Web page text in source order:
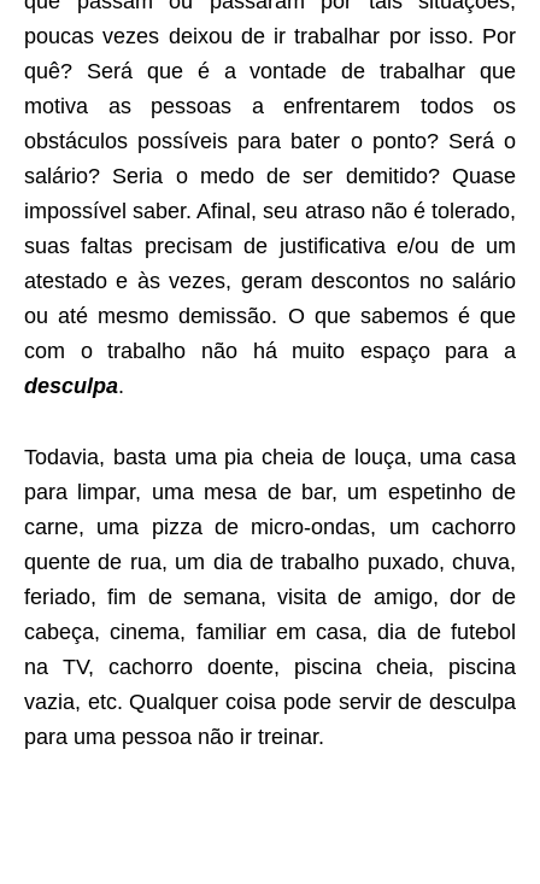
poucas vezes deixou de ir trabalhar por isso. Por
quê? Será que é a vontade de trabalhar que
motiva as pessoas a enfrentarem todos os
obstáculos possíveis para bater o ponto? Será o
salário? Seria o medo de ser demitido? Quase
impossível saber. Afinal, seu atraso não é tolerado,
suas faltas precisam de justificativa e/ou de um
atestado e às vezes, geram descontos no salário
ou até mesmo demissão. O que sabemos é que
com o trabalho não há muito espaço para a
desculpa.
Todavia, basta uma pia cheia de louça, uma casa
para limpar, uma mesa de bar, um espetinho de
carne, uma pizza de micro-ondas, um cachorro
quente de rua, um dia de trabalho puxado, chuva,
feriado, fim de semana, visita de amigo, dor de
cabeça, cinema, familiar em casa, dia de futebol
na TV, cachorro doente, piscina cheia, piscina
vazia, etc. Qualquer coisa pode servir de desculpa
para uma pessoa não ir treinar.